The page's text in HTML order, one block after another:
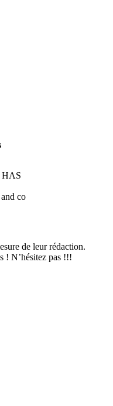
HAS
co
de leur rédaction.
! N’hésitez pas !!!